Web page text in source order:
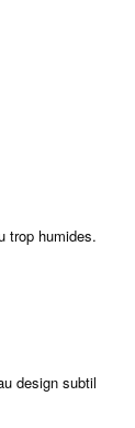
trop humides.
design subtil